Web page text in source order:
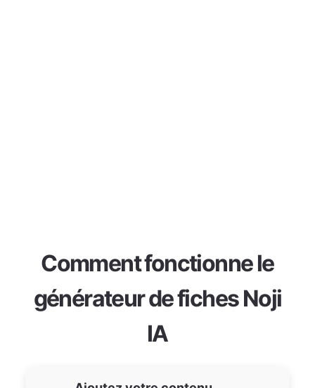
Comment fonctionne le
générateur de fiches Noji
IA